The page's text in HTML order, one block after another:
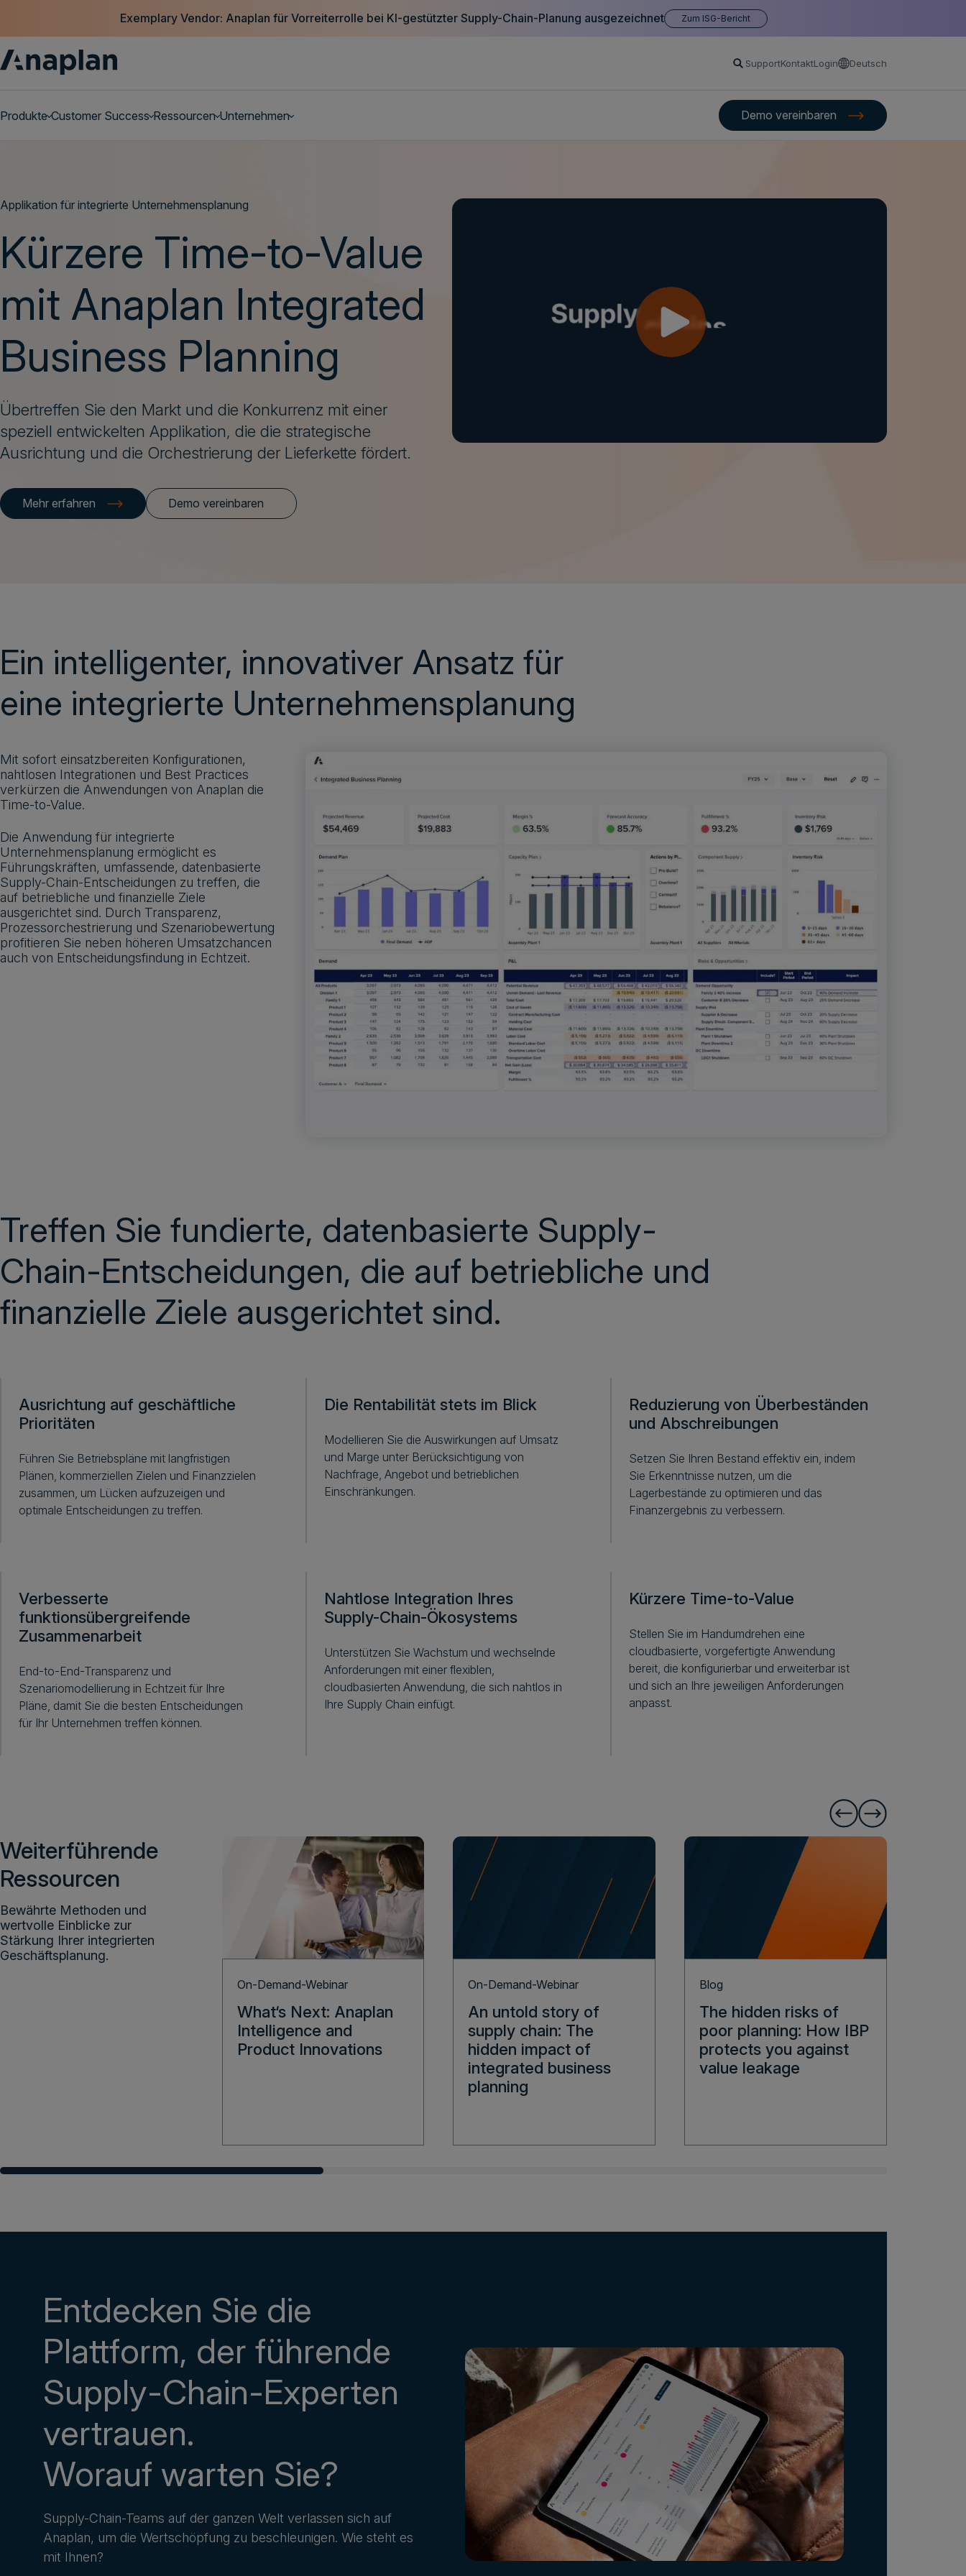
Exemplary Vendor: Anaplan für Vorreiterrolle bei KI-gestützter Supply-Chain-Planung ausgezeichnet Zum ISG-Bericht
SupportKontaktLogin Deutsch
Produkte Customer Success Ressourcen Unternehmen Demo vereinbaren
Applikation für integrierte Unternehmensplanung
Kürzere Time-to-Value
mit Anaplan Integrated
Business Planning
Übertreffen Sie den Markt und die Konkurrenz mit einer
speziell entwickelten Applikation, die die strategische
Ausrichtung und die Orchestrierung der Lieferkette fördert.
Mehr erfahren Demo vereinbaren
Ein intelligenter, innovativer Ansatz für
eine integrierte Unternehmensplanung
Mit sofort einsatzbereiten Konfigurationen,
nahtlosen Integrationen und Best Practices
verkürzen die Anwendungen von Anaplan die
Time-to-Value.
Die Anwendung für integrierte
Unternehmensplanung ermöglicht es
Führungskräften, umfassende, datenbasierte
Supply-Chain-Entscheidungen zu treffen, die
auf betriebliche und finanzielle Ziele
ausgerichtet sind. Durch Transparenz,
Prozessorchestrierung und Szenariobewertung
profitieren Sie neben höheren Umsatzchancen
auch von Entscheidungsfindung in Echtzeit.
Treffen Sie fundierte, datenbasierte Supply-
Chain-Entscheidungen, die auf betriebliche und
finanzielle Ziele ausgerichtet sind.
Ausrichtung auf geschäftliche
Prioritäten
Führen Sie Betriebspläne mit langfristigen
Plänen, kommerziellen Zielen und Finanzzielen
zusammen, um Lücken aufzuzeigen und
optimale Entscheidungen zu treffen.
Die Rentabilität stets im Blick
Modellieren Sie die Auswirkungen auf Umsatz
und Marge unter Berücksichtigung von
Nachfrage, Angebot und betrieblichen
Einschränkungen.
Reduzierung von Überbeständen
und Abschreibungen
Setzen Sie Ihren Bestand effektiv ein, indem
Sie Erkenntnisse nutzen, um die
Lagerbestände zu optimieren und das
Finanzergebnis zu verbessern.
Verbesserte
funktionsübergreifende
Zusammenarbeit
End-to-End-Transparenz und
Szenariomodellierung in Echtzeit für Ihre
Pläne, damit Sie die besten Entscheidungen
für Ihr Unternehmen treffen können.
Nahtlose Integration Ihres
Supply-Chain-Ökosystems
Unterstützen Sie Wachstum und wechselnde
Anforderungen mit einer flexiblen,
cloudbasierten Anwendung, die sich nahtlos in
Ihre Supply Chain einfügt.
Kürzere Time-to-Value
Stellen Sie im Handumdrehen eine
cloudbasierte, vorgefertigte Anwendung
bereit, die konfigurierbar und erweiterbar ist
und sich an Ihre jeweiligen Anforderungen
anpasst.
Weiterführende
Ressourcen
Bewährte Methoden und
wertvolle Einblicke zur
Stärkung Ihrer integrierten
Geschäftsplanung.
On-Demand-Webinar
What‘s Next: Anaplan
Intelligence and
Product Innovations
On-Demand-Webinar
An untold story of
supply chain: The
hidden impact of
integrated business
planning
Blog
The hidden risks of
poor planning: How IBP
protects you against
value leakage
Entdecken Sie die
Plattform, der führende
Supply-Chain-Experten
vertrauen.
Worauf warten Sie?
Supply-Chain-Teams auf der ganzen Welt verlassen sich auf
Anaplan, um die Wertschöpfung zu beschleunigen. Wie steht es
mit Ihnen?